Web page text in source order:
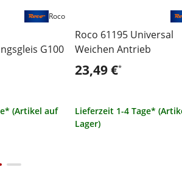
G100
(Artikel auf
Roco
Roco 61195 Universal
Weichen Antrieb
23,49 €*
Lieferzeit 1-4 Tage*
Lager)